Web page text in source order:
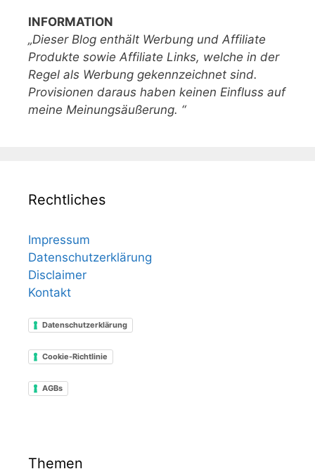
INFORMATION
„Dieser Blog enthält Werbung und Affiliate
Produkte sowie Affiliate Links, welche in der
Regel als Werbung gekennzeichnet sind.
Provisionen daraus haben keinen Einfluss auf
meine Meinungsäußerung. “
Rechtliches
Impressum
Datenschutzerklärung
Disclaimer
Kontakt
Datenschutzerklärung
Cookie-Richtlinie
AGBs
Themen